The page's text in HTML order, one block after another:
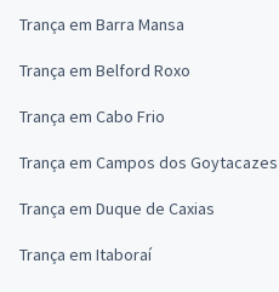
Trança em Barra Mansa
Trança em Belford Roxo
Trança em Cabo Frio
Trança em Campos dos Goytacazes
Trança em Duque de Caxias
Trança em Itaboraí